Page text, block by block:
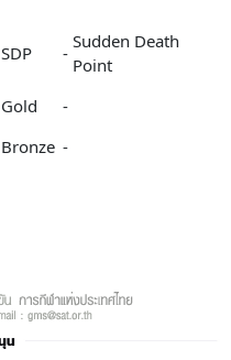
SDP -
Sudden Death
Point
Gold
-
Bronze -